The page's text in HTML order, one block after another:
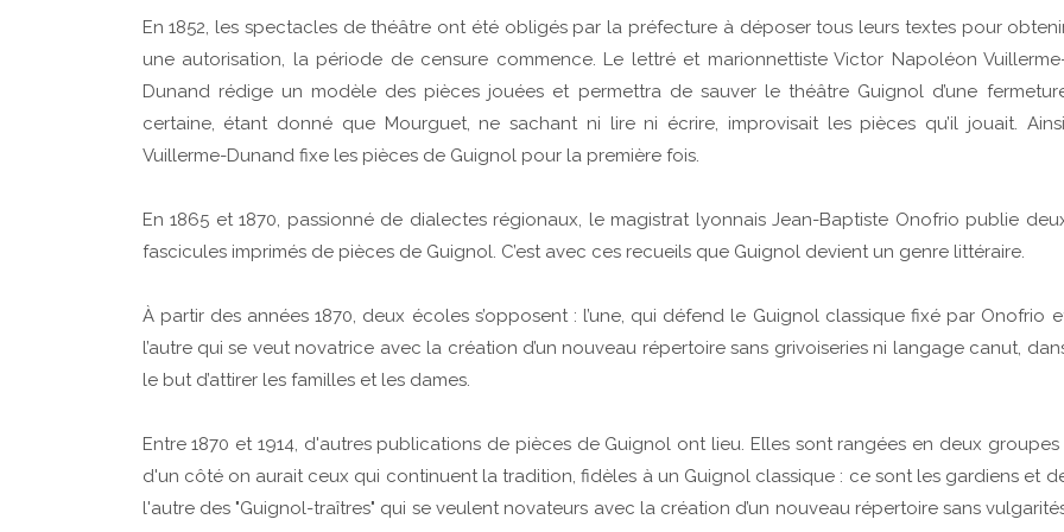
En 1852, les spectacles de théâtre ont été obligés par la préfecture à déposer tous leurs textes pour
une autorisation, la période de censure commence. Le lettré et marionnettiste Victor Napoléon
Dunand rédige un modèle des pièces jouées et permettra de sauver le théâtre Guignol d’une
certaine, étant donné que Mourguet, ne sachant ni lire ni écrire, improvisait les pièces qu’il jouait. Ainsi,
Vuillerme-Dunand fixe les pièces de Guignol pour la première fois.
En 1865 et 1870, passionné de dialectes régionaux, le magistrat lyonnais Jean-Baptiste Onofrio publie
fascicules imprimés de pièces de Guignol. C’est avec ces recueils que Guignol devient un genre littéraire.
À partir des années 1870, deux écoles s’opposent : l’une, qui défend le Guignol classique fixé par Onofrio
l’autre qui se veut novatrice avec la création d’un nouveau répertoire sans grivoiseries ni langage canut,
le but d’attirer les familles et les dames.
Entre 1870 et 1914, d'autres publications de pièces de Guignol ont lieu. Elles sont rangées en deux groupes
d'un côté on aurait ceux qui continuent la tradition, fidèles à un Guignol classique : ce sont les gardiens et
l'autre des "Guignol-traîtres" qui se veulent novateurs avec la création d’un nouveau répertoire sans